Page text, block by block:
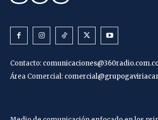
Contacto:
Área Comercial: